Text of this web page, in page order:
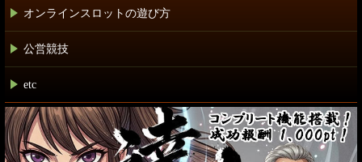
オンラインスロットの遊び方
公営競技
+etc